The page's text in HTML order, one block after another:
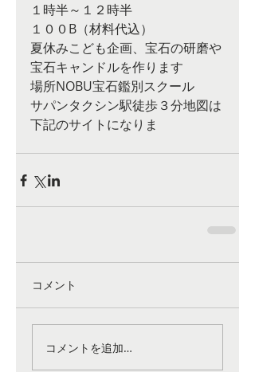
１時半～１２時半
１００B（材料代込）
夏休みこども企画、宝石の研磨や
宝石キャンドルを作ります
場所NOBU宝石鑑別スクール
サパンタクシン駅徒歩３分地図は
下記のサイトになりま
コメント
コメントを追加…